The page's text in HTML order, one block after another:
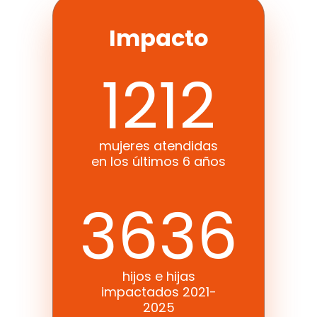
Impacto
1212
mujeres atendidas
en los últimos 6 años
3636
hijos e hijas
impactados 2021-
2025